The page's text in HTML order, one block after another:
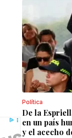
Política
De la
en un país
y el acecho